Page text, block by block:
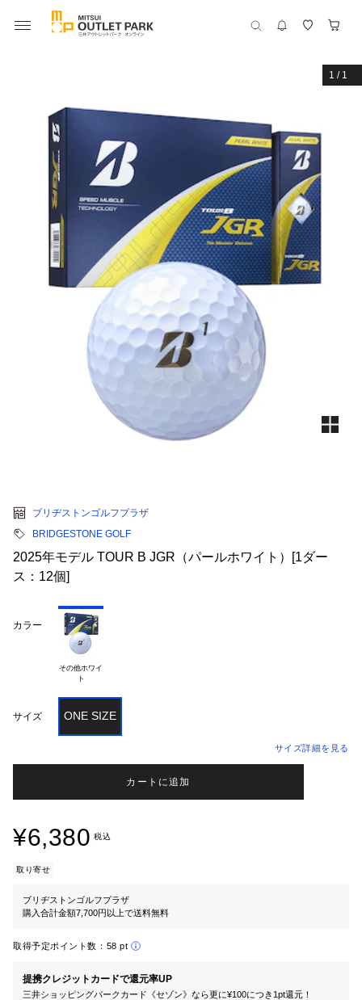
1 / 1
ブリヂストンゴルフプラザ
BRIDGESTONE GOLF
2025年モデル TOUR B JGR（パールホワイト）[1ダー
ス：12個]
カラー
その他ホワイ
サイズ ONE SIZE
サイズ詳細を見る
カートに追加
¥6,380 税込
取り寄せ
ブリヂストンゴルフプラザ
購入合計金額7,700円以上で送料無料
取得予定ポイント数： 58 pt
提携クレジットカードで還元率UP
三井ショッピングパークカード《セゾン》なら更に¥100につき1pt還元！